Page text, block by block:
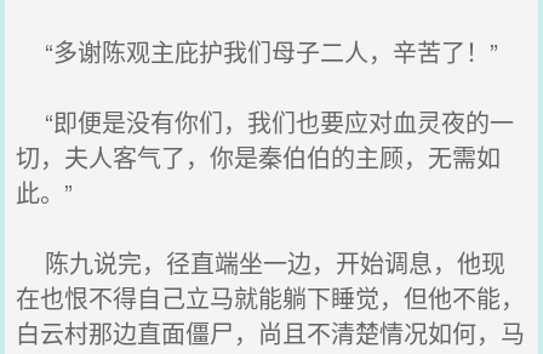
“多谢陈观主庇护我们母子二人，辛苦了！”
“即便是没有你们，我们也要应对血灵夜的一
切，夫人客气了，你是秦伯伯的主顾，无需如
此。”
陈九说完，径直端坐一边，开始调息，他现
在也恨不得自己立马就能躺下睡觉，但他不能，
白云村那边直面僵尸，尚且不清楚情况如何，马